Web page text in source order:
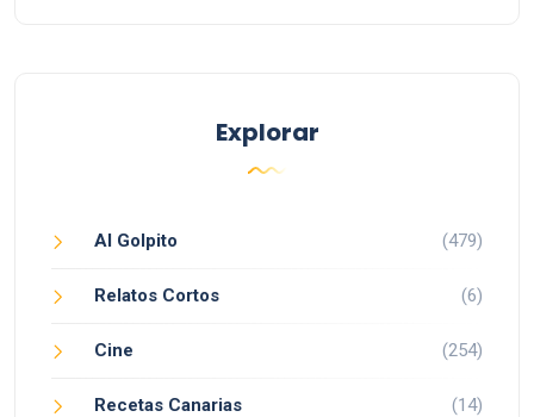
Explorar
Al Golpito (479)
Relatos Cortos (6)
Cine (254)
Recetas Canarias (14)